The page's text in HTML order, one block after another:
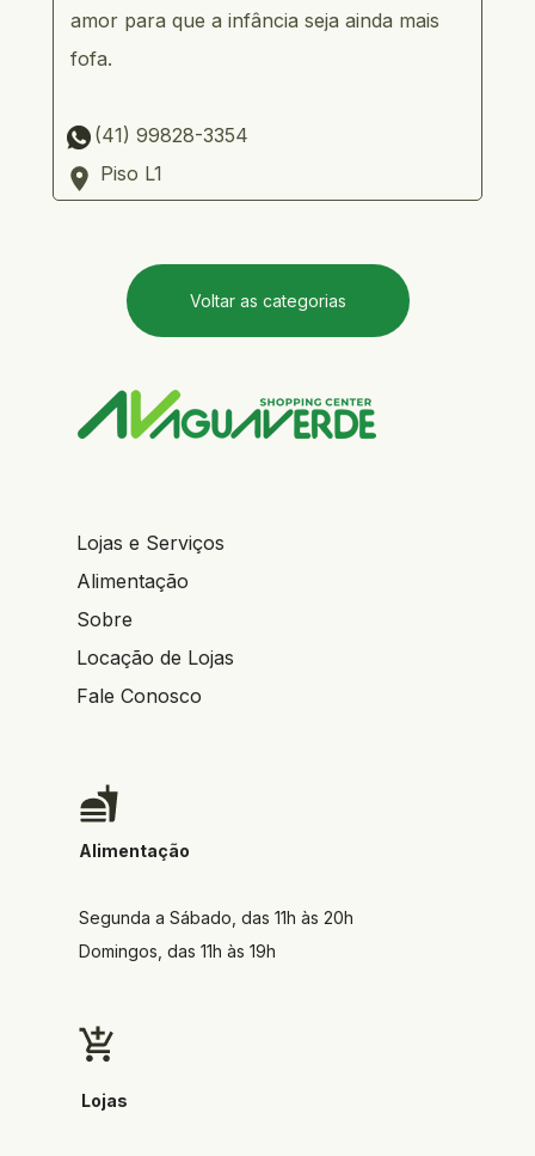
amor para que a infância seja ainda mais
fofa.
(41) 99828-3354
Piso L1
Voltar as categorias
Alimentação
Segunda a Sábado, das 11h às 20h
Domingos, das 11h às 19h
Lojas
Lojas e Serviços
Alimentação
Sobre
Locação de Lojas
Fale Conosco